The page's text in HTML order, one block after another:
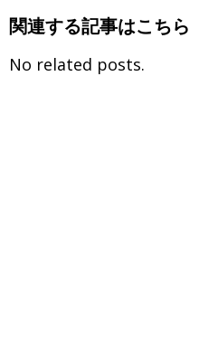
関連する記事はこちら
No related posts.